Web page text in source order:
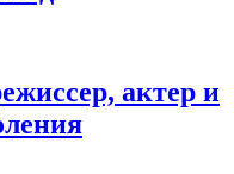
актер и